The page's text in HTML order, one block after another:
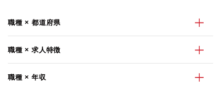
職種 × 都道府県
職種 × 求人特徴
職種 × 年収